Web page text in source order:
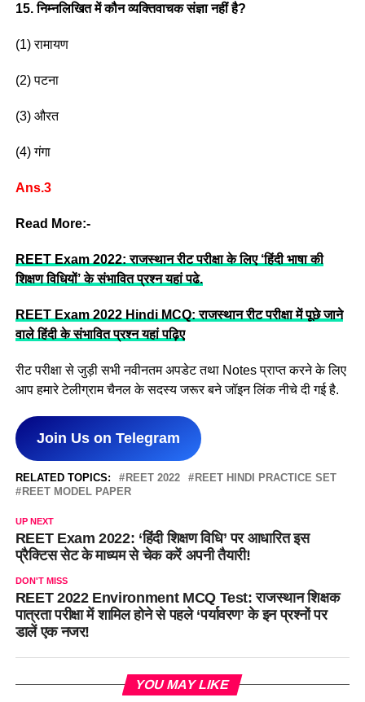
15. निम्नलिखित में कौन व्यक्तिवाचक संज्ञा नहीं है?
(1) रामायण
(2) पटना
(3) औरत
(4) गंगा
Ans.3
Read More:-
REET Exam 2022: राजस्थान रीट परीक्षा के लिए ‘हिंदी भाषा की
शिक्षण विधियों’ के संभावित प्रश्न यहां पढे.
REET Exam 2022 Hindi MCQ: राजस्थान रीट परीक्षा में पूछे जाने
वाले हिंदी के संभावित प्रश्न यहां पढ़िए
रीट परीक्षा से जुड़ी सभी नवीनतम अपडेट तथा Notes प्राप्त करने के लिए
आप हमारे टेलीग्राम चैनल के सदस्य जरूर बने जॉइन लिंक नीचे दी गई है.
Join Us on Telegram
RELATED TOPICS: REET 2022
REET HINDI PRACTICE SET
REET MODEL PAPER
UP NEXT
REET Exam 2022: ‘हिंदी शिक्षण विधि’ पर आधारित इस
प्रैक्टिस सेट के माध्यम से चेक करें अपनी तैयारी!
DON'T MISS
REET 2022 Environment MCQ Test: राजस्थान शिक्षक
पात्रता परीक्षा में शामिल होने से पहले ‘पर्यावरण’ के इन प्रश्नों पर
डालें एक नजर!
YOU MAY LIKE